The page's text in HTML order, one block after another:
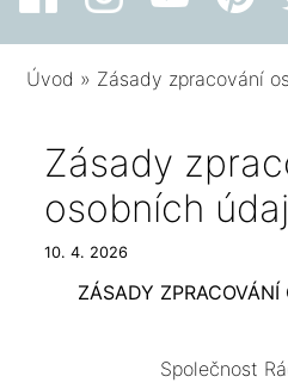
Úvod » Zásady zpracování
Zásady
osobních
10. 4. 2026
ZÁSADY
Společnost